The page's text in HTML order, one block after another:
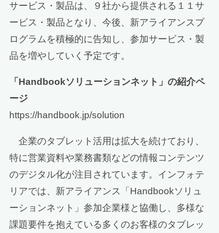
サービス・製品は、９社から提供される１１サ
ービス・製品となり、今後、新アライアンスプ
ログラムを積極的に告知し、参加サービス・製
品を増やしていく予定です。
「Handbookソリューションネット」の紹介ペ
ージ
https://handbook.jp/solution
企業のタブレット活用は拡大を続けており、
特に営業資料や業務書類などの情報コンテンツ
のデジタル化が注目されています。インフォテ
リアでは、新アライアンス「Handbookソリュ
ーションネット」参加企業様と協働し、多様な
課題要件を抱えている多くのお客様のタブレッ